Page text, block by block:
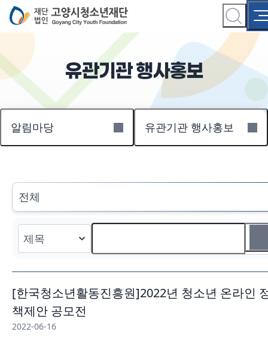
유관기관 행사홍보
알림마당 유관기관 행사홍보
전체
[한국청소년활동진흥원]2022년 청소년 온라인
책제안 공모전
2022-06-16